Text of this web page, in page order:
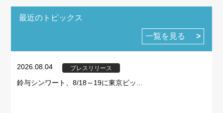
最近のトピックス
一覧を見る
2026.08.04 プレスリリース
鈴与シンワート、8/18～19に東京ビッ...